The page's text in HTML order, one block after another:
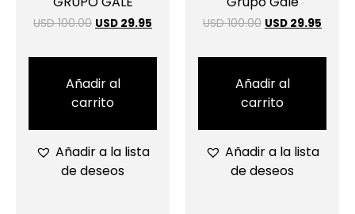
USD 100.00 USD 29.95
Añadir al
carrito
Añadir a la lista
de deseos
USD 100.00 USD 29.95
Añadir al
carrito
Añadir a la lista
de deseos